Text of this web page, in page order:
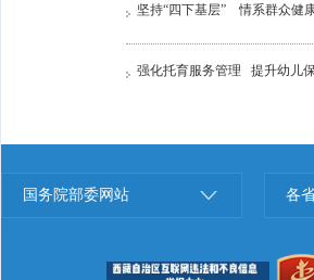
坚持“四下基层” 情系群众健
强化托育服务管理 提升幼儿
国务院部委网站 各